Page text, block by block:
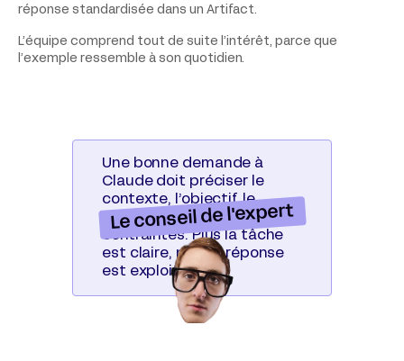
réponse standardisée dans un Artifact.
L’équipe comprend tout de suite l’intérêt, parce que
l’exemple ressemble à son quotidien.
Une bonne demande à
Claude doit préciser le
contexte, l’objectif, le
format attendu et les
contraintes. Plus la tâche
est claire, plus la réponse
est exploitable.
Le conseil de l'expert